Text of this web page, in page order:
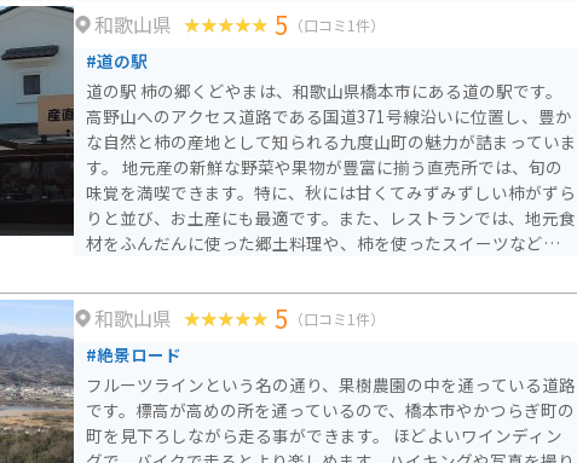
和歌山県 5 （口コミ1件）
#道の駅
道の駅 柿の郷くどやまは、和歌山県橋本市にある道の駅です。
高野山へのアクセス道路である国道371号線沿いに位置し、豊か
な自然と柿の産地として知られる九度山町の魅力が詰まっていま
す。 地元産の新鮮な野菜や果物が豊富に揃う直売所では、旬の
味覚を満喫できます。特に、秋には甘くてみずみずしい柿がずら
りと並び、お土産にも最適です。また、レストランでは、地元食
材をふんだんに使った郷土料理や、柿を使ったスイーツなどが味
ングがおすすめです。山間のワインディングロードは、変化に富
んだ景色が楽しめ、ライダーを飽きさせません。周辺には、世界
遺産の高野山や、日本三大美人の湯として知られる龍神温泉な
ど、観光スポットも充実しています。
和歌山県 5 （口コミ1件）
#絶景ロード
フルーツラインという名の通り、果樹農園の中を通っている道路
です。標高が高めの所を通っているので、橋本市やかつらぎ町の
町を見下ろしながら走る事ができます。 ほどよいワインディン